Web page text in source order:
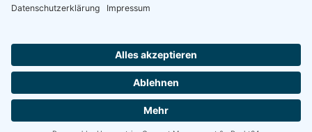
‹ 1 2 3 4 5 6 ›